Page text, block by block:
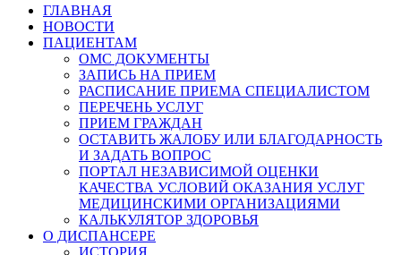
ГЛАВНАЯ
НОВОСТИ
ПАЦИЕНТАМ
ОМС ДОКУМЕНТЫ
ЗАПИСЬ НА ПРИЕМ
РАСПИСАНИЕ ПРИЕМА СПЕЦИАЛИСТОМ
ПЕРЕЧЕНЬ УСЛУГ
ПРИЕМ ГРАЖДАН
ОСТАВИТЬ ЖАЛОБУ ИЛИ БЛАГОДАРНОСТЬ
И ЗАДАТЬ ВОПРОС
ПОРТАЛ НЕЗАВИСИМОЙ ОЦЕНКИ
КАЧЕСТВА УСЛОВИЙ ОКАЗАНИЯ УСЛУГ
МЕДИЦИНСКИМИ ОРГАНИЗАЦИЯМИ
КАЛЬКУЛЯТОР ЗДОРОВЬЯ
О ДИСПАНСЕРЕ